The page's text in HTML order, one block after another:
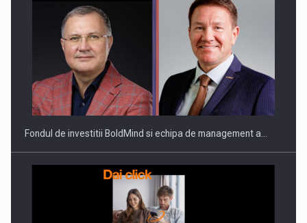
ROOTED IN ROMANIA, BUILT TO DELIVER TECHNOLOGY FOR
THE…
Fondul de investitii BoldMind si echipa de management a…